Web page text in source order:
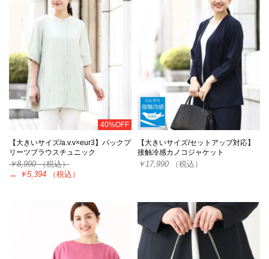
40%OFF
【大きいサイズ/a.v.v×eur3】バックプ
リーツブラウスチュニック
￥8,990（税込）
→
￥5,394 （税込）
【大きいサイズ/セットアップ対応】
接触冷感カノコジャケット
￥17,990 （税込）